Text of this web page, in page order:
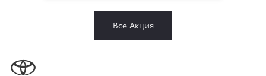
Все Акция